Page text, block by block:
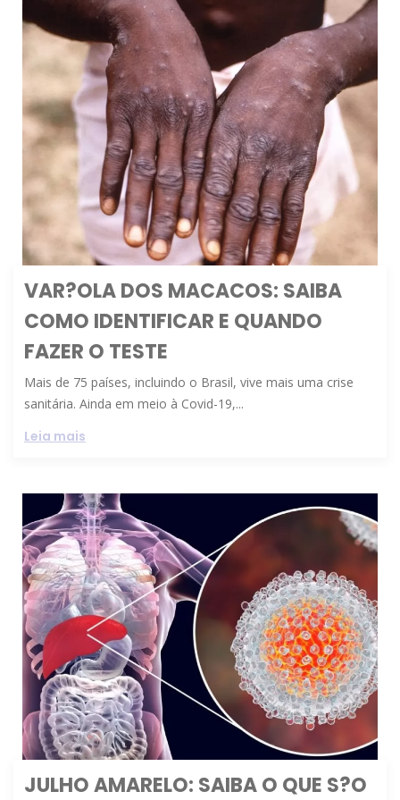
VAR?OLA DOS MACACOS: SAIBA
COMO IDENTIFICAR E QUANDO
FAZER O TESTE
Mais de 75 países, incluindo o Brasil, vive mais uma crise
sanitária. Ainda em meio à Covid-19,...
Leia mais
JULHO AMARELO: SAIBA O QUE S?O